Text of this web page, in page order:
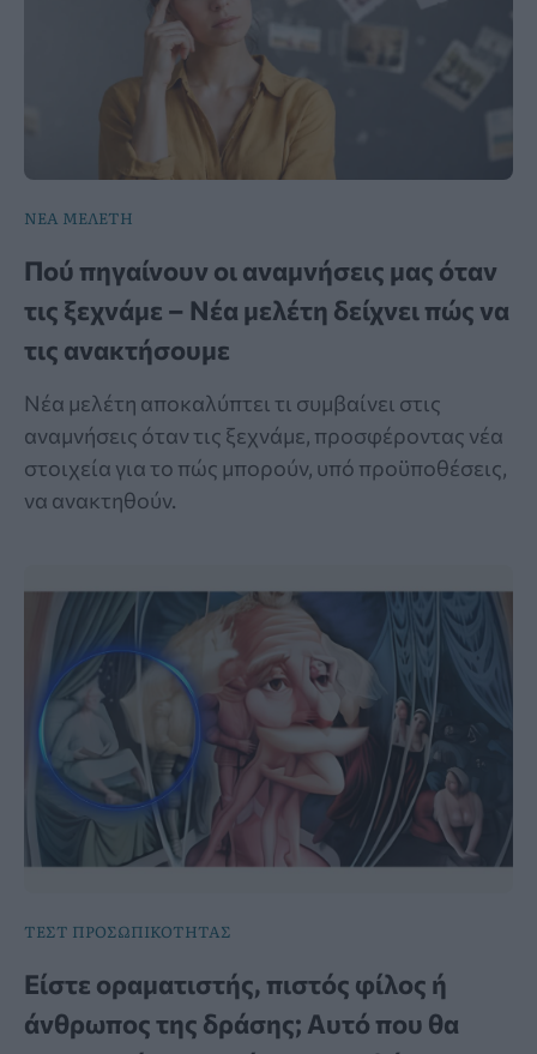
ΝΕΑ ΜΕΛΕΤΗ
Πού πηγαίνουν οι αναμνήσεις μας όταν
τις ξεχνάμε – Νέα μελέτη δείχνει πώς να
τις ανακτήσουμε
Νέα μελέτη αποκαλύπτει τι συμβαίνει στις
αναμνήσεις όταν τις ξεχνάμε, προσφέροντας νέα
στοιχεία για το πώς μπορούν, υπό προϋποθέσεις,
να ανακτηθούν.
ΤΕΣΤ ΠΡΟΣΩΠΙΚΟΤΗΤΑΣ
Είστε οραματιστής, πιστός φίλος ή
άνθρωπος της δράσης; Αυτό που θα